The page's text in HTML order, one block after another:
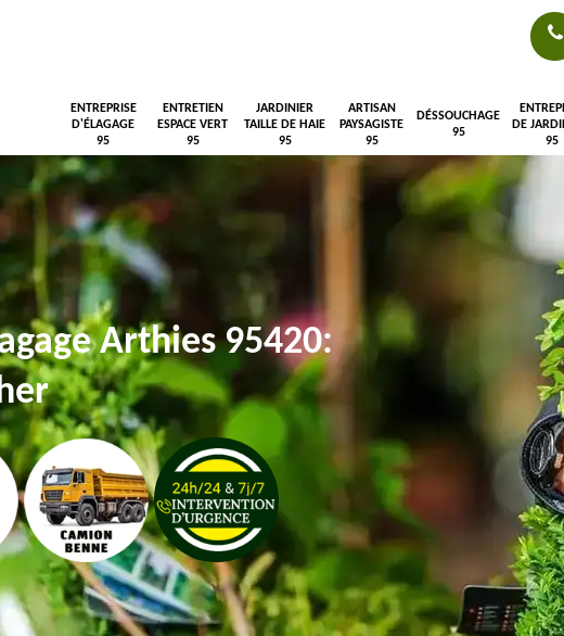
ENTREPRISE
D'ÉLAGAGE
95
ENTRETIEN
ESPACE VERT
95
JARDINIER
TAILLE DE HAIE
95
ARTISAN
PAYSAGISTE
95
DÉSSOUCHAGE
95
DE
95
Arthies 95420: